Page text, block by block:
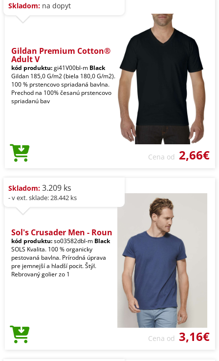
Skladom: na dopyt
Gildan Premium Cotton®
Adult V
kód produktu:gi41V00bl-m Black
Gildan 185,0 G/m2 (biela 180,0 G/m2).
100 % prstencovo spriadaná bavlna.
Prechod na 100% česanú prstencovo
spriadanú bav
Cena od 2,66€
Skladom: 3.209 ks
- v ext. sklade: 28.442 ks
Sol's Crusader Men - Roun
kód produktu:so03582dbl-m Black
SOLS Kvalita. 100 % organicky
pestovaná bavlna. Prírodná úprava
pre jemnejší a hladší pocit. Štýl.
Rebrovaný golier zo 1
Cena od 3,16€